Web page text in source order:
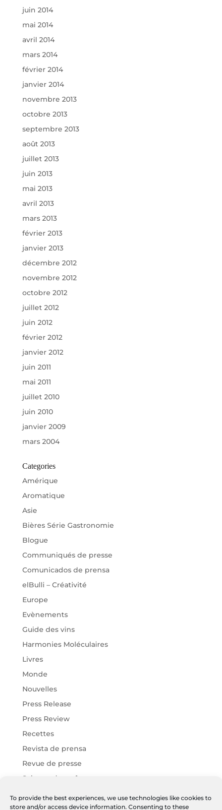
To provide the best experiences, we use technologies like cookies to
store and/or access device information. Consenting to these
juin 2014
mai 2014
avril 2014
mars 2014
février 2014
janvier 2014
novembre 2013
octobre 2013
septembre 2013
août 2013
juillet 2013
juin 2013
mai 2013
avril 2013
mars 2013
février 2013
janvier 2013
décembre 2012
novembre 2012
octobre 2012
juillet 2012
juin 2012
février 2012
janvier 2012
juin 2011
mai 2011
juillet 2010
juin 2010
janvier 2009
mars 2004
Categories
Amérique
Aromatique
Asie
Bières Série Gastronomie
Blogue
Communiqués de presse
Comunicados de prensa
elBulli – Créativité
Europe
Evènements
Guide des vins
Harmonies Moléculaires
Livres
Monde
Nouvelles
Press Release
Press Review
Recettes
Revista de prensa
Revue de presse
Science des arômes
Vins Harmonies